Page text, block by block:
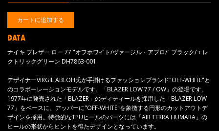
DATA
ナイキ ブレザー ロー 77 "オフホワイト/ヴァージル・アブロ/" ブラック/エレ
クトリックグリーン DH7863-001
デザイナーVIRGIL ABLOH氏が手掛けるファッションブランド"OFF-WHITE"と
のコラボーレーションモデルです。「BLAZER LOW 77 / OW」の登場です。
1977年に発売された「BLAZER」のディティールを採用した「BLAZER LOW
77」をベースに、アッパーに"OFF-WHITE"を象徴する円形のカットアウトデ
ザインを採用。特徴的なTPUヒールのパーツには「AIR TERRA HUMARA」の
ヒールの形状からヒントを得たデザインとなっています。